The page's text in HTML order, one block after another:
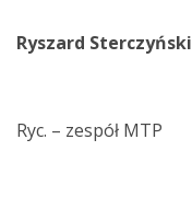
Ryszard Sterczyński
Ryc. – zespół MTP